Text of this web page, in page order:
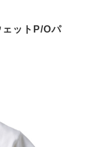
ェットP/Oパ